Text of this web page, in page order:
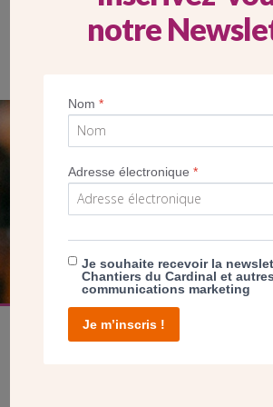
Vitrail de Thierry Boissel de l’église Saint-
SEUL VOTRE DON
NOUS PERMET D’AGIR
FAIRE UN DON
notre
Nom*
Adresse électronique*
Je souhaite recevoir la
Chantiers du Cardinal et autres
communications marketing
Je m’inscris !